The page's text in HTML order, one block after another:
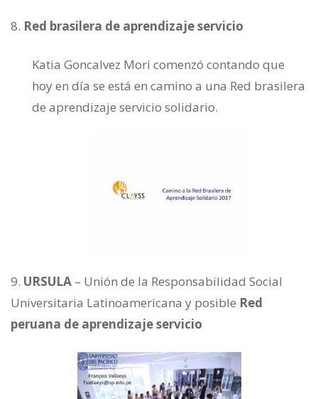
Red brasilera de aprendizaje servicio
Katia Goncalvez Mori comenzó contando que
hoy en día se está en camino a una Red brasilera
de aprendizaje servicio solidario.
URSULA – Unión de la Responsabilidad Social
Universitaria Latinoamericana y posible Red
peruana de aprendizaje servicio